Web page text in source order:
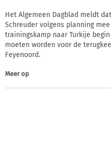
Het Algemeen Dagblad meldt
Schreuder volgens planning
trainingskamp naar Turkije
moeten worden voor de
Feyenoord.
Meer op